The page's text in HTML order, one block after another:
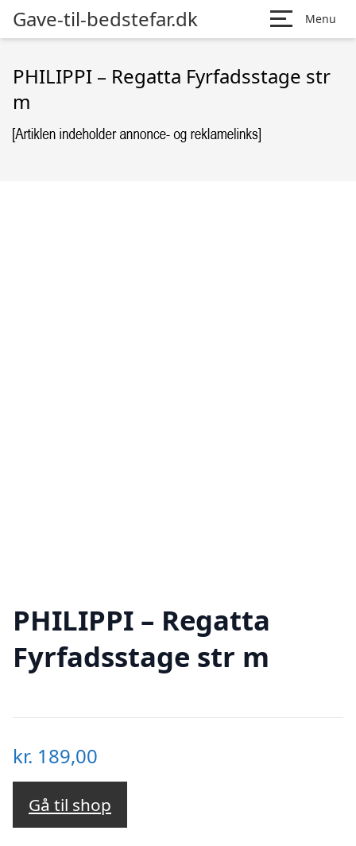
Gave-til-bedstefar.dk Menu
PHILIPPI – Regatta Fyrfadsstage str
m
PHILIPPI – Regatta
Fyrfadsstage str m
kr. 189,00
Gå til shop